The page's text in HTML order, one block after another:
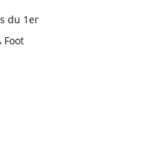
du 1er
Foot